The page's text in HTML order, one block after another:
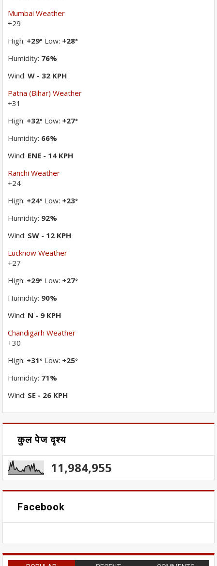
Mumbai Weather
+29
High: +29° Low: +28°
Humidity: 76%
Wind: W - 32 KPH
Patna (Bihar) Weather
+31
High: +32° Low: +27°
Humidity: 66%
Wind: ENE - 14 KPH
Ranchi Weather
+24
High: +24° Low: +23°
Humidity: 92%
Wind: SW - 12 KPH
Lucknow Weather
+27
High: +29° Low: +27°
Humidity: 90%
Wind: N - 9 KPH
Chandigarh Weather
+30
High: +31° Low: +25°
Humidity: 71%
Wind: SE - 26 KPH
कुल पेज दृश्य
11,984,955
Facebook